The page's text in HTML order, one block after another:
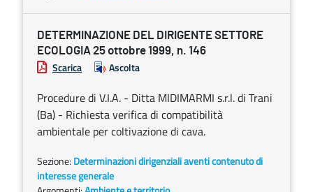
DETERMINAZIONE DEL DIRIGENTE SETTORE
ECOLOGIA 25 ottobre 1999, n. 146
Scarica Ascolta
Procedure di V.I.A. - Ditta MIDIMARMI s.r.l. di Trani
(Ba) - Richiesta verifica di compatibilità
ambientale per coltivazione di cava.
Sezione: Determinazioni dirigenziali aventi contenuto di
interesse generale